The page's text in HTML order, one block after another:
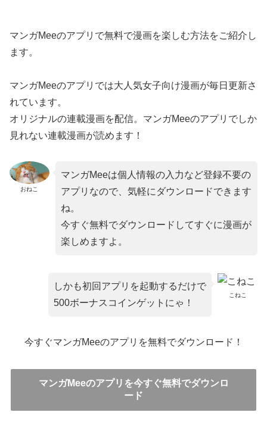
マンガMeeのアプリで無料で漫画を楽しむ方法をご紹介し
ます。
マンガMeeのアプリでは大人気女子向け漫画が毎日更新さ
れています。
オリジナルの連載漫画を配信。マンガMeeのアプリでしか
見れない連載漫画が読めます！
おねこ
マンガMeeは個人情報の入力など登録不要の
アプリなので、気軽にダウンロードできます
ね。
今すぐ無料でダウンロードしてすぐに漫画が
楽しめますよ。
こねこ
しかも初回アプリを起動するだけで
500ボーナスコインゲットにゃ！
今すぐマンガMeeのアプリを無料でダウンロード！
マンガMeeのアプリを今すぐ無料でダウンロ
ード